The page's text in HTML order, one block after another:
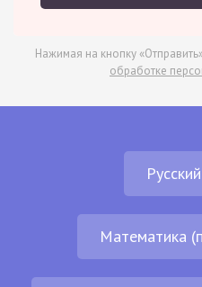
Нажимая на кнопку
обработке
Математика